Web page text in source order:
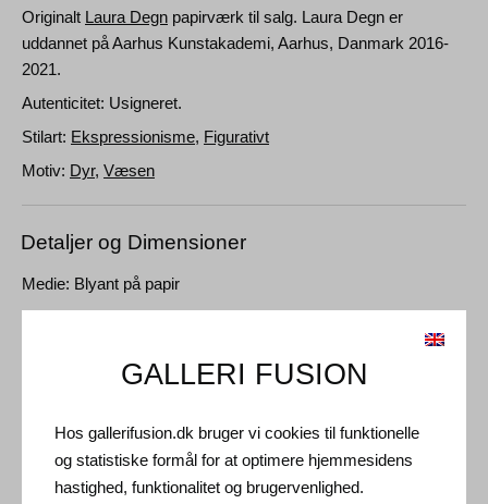
Originalt Laura Degn papirværk til salg. Laura Degn er
uddannet på Aarhus Kunstakademi, Aarhus, Danmark 2016-
2021.
Autenticitet: Usigneret.
Stilart: Ekspressionisme, Figurativt
Motiv: Dyr, Væsen
Detaljer og Dimensioner
Medie: Blyant på papir
Ramme: Lys egetræs boksramme med ikke-reflekterende
Forsendelse og Retur
GALLERI FUSION
Hos gallerifusion.dk bruger vi cookies til funktionelle
og statistiske formål for at optimere hjemmesidens
hastighed, funktionalitet og brugervenlighed.